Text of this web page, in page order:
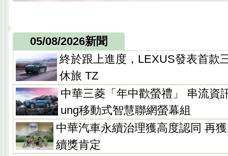
05/08/2026新聞
終於跟上進度，LEXUS發表首款
休旅 TZ
中華三菱「年中歡螢禮」 串流資
ung移動式智慧聯網螢幕組
中華汽車永續治理獲高度認同 再
續獎肯定